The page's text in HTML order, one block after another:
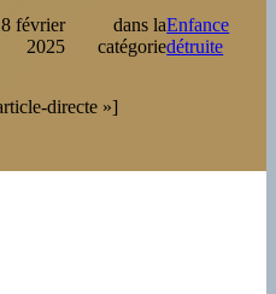
février
2025
dans la
catégorie
Enfance
détruite
directe »]